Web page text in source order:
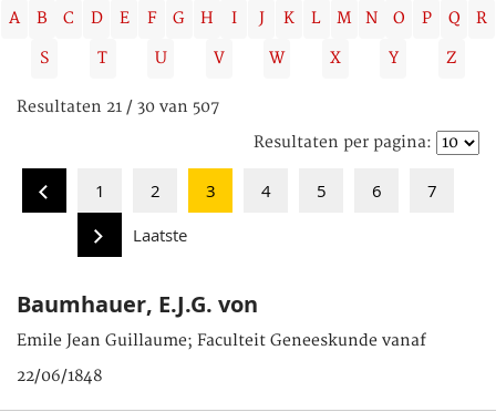
A B C D E F G H I J K L M N O P Q
R
S
T U V W X Y Z
Resultaten 21 / 30 van 507
Resultaten per pagina:
1 2 3 4 5 6
7
Laatste
Baumhauer, E.J.G. von
Emile Jean Guillaume; Faculteit Geneeskunde vanaf
22/06/1848